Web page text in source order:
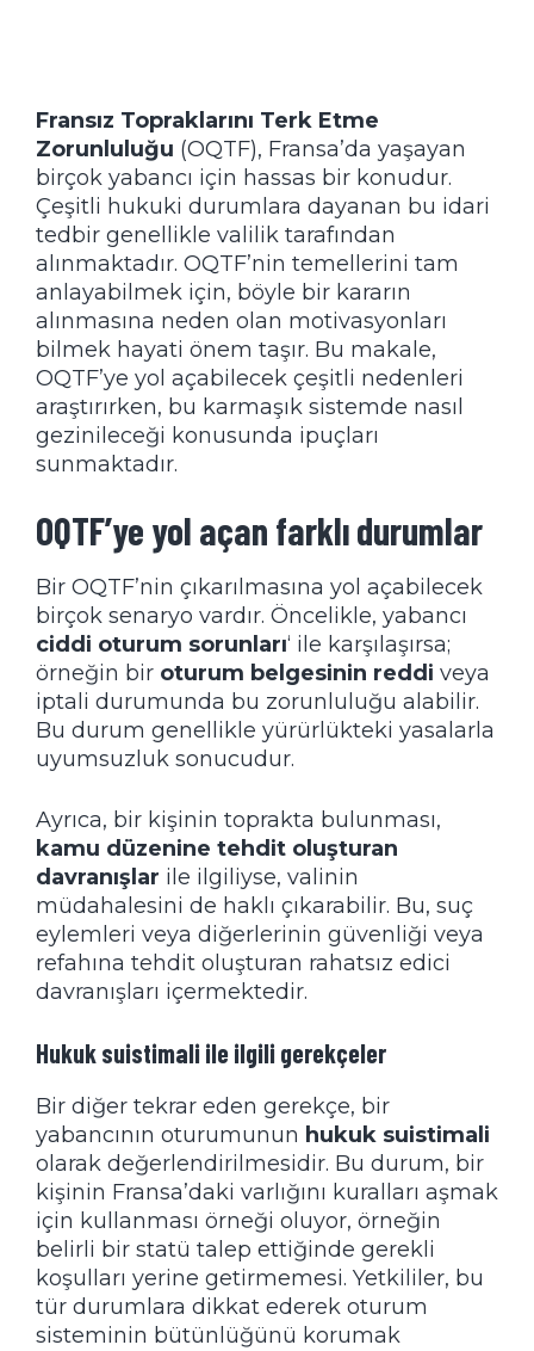
Fransız Topraklarını Terk Etme
Zorunluluğu (OQTF), Fransa’da yaşayan
birçok yabancı için hassas bir konudur.
Çeşitli hukuki durumlara dayanan bu idari
tedbir genellikle valilik tarafından
alınmaktadır. OQTF’nin temellerini tam
anlayabilmek için, böyle bir kararın
alınmasına neden olan motivasyonları
bilmek hayati önem taşır. Bu makale,
OQTF’ye yol açabilecek çeşitli nedenleri
araştırırken, bu karmaşık sistemde nasıl
gezinileceği konusunda ipuçları
sunmaktadır.
OQTF’ye yol açan farklı durumlar
Bir OQTF’nin çıkarılmasına yol açabilecek
birçok senaryo vardır. Öncelikle, yabancı
ciddi oturum sorunları‘ ile karşılaşırsa;
örneğin bir oturum belgesinin reddi veya
iptali durumunda bu zorunluluğu alabilir.
Bu durum genellikle yürürlükteki yasalarla
uyumsuzluk sonucudur.
Ayrıca, bir kişinin toprakta bulunması,
kamu düzenine tehdit oluşturan
davranışlar ile ilgiliyse, valinin
müdahalesini de haklı çıkarabilir. Bu, suç
eylemleri veya diğerlerinin güvenliği veya
refahına tehdit oluşturan rahatsız edici
davranışları içermektedir.
Hukuk suistimali ile ilgili gerekçeler
Bir diğer tekrar eden gerekçe, bir
yabancının oturumunun hukuk suistimali
olarak değerlendirilmesidir. Bu durum, bir
kişinin Fransa’daki varlığını kuralları aşmak
için kullanması örneği oluyor, örneğin
belirli bir statü talep ettiğinde gerekli
koşulları yerine getirmemesi. Yetkililer, bu
tür durumlara dikkat ederek oturum
sisteminin bütünlüğünü korumak